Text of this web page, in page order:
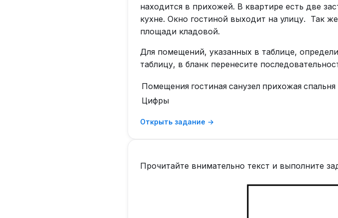
находится в прихожей. В квартире есть две
кухне. Окно гостиной выходит на улицу. Так
площади кладовой.
Для помещений, указанных в таблице,
таблицу, в бланк перенесите
Помещения гостиная санузел прихожая спальня
Цифры
Открыть задание →
Прочитайте внимательно текст и выполните